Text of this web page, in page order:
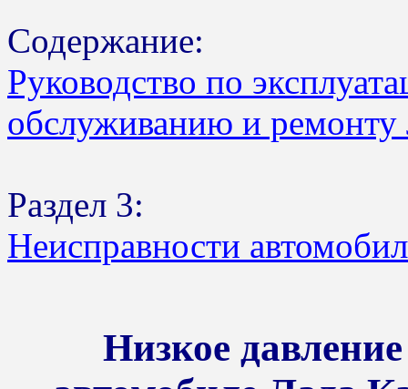
Содержание:
Руководство по
обслуживанию и
Раздел 3:
Неисправности
Низкое